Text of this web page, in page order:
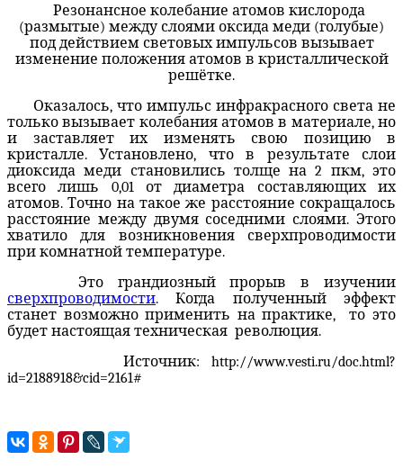
Резонансное колебание атомов кислорода
(размытые) между слоями оксида меди (голубые)
под действием световых импульсов вызывает
изменение положения атомов в кристаллической
решётке.
Оказалось, что импульс инфракрасного света не
только вызывает колебания атомов в материале, но
и заставляет их изменять свою позицию в
кристалле. Установлено, что в результате слои
диоксида меди становились толще на 2 пкм, это
всего лишь 0,01 от диаметра составляющих их
атомов. Точно на такое же расстояние сокращалось
расстояние между двумя соседними слоями. Этого
хватило для возникновения сверхпроводимости
при комнатной температуре.
Это грандиозный прорыв в изучении
сверхпроводимости. Когда полученный эффект
станет возможно применить на практике,
то это
будет настоящая техническая революция.
Источник: http://www.vesti.ru/doc.html?
id=2188918&cid=2161#